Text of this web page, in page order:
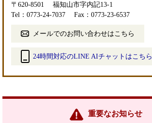
〒620-8501
福知山市字内記13-1
Tel：0773-24-7037
Fax：0773-23-6537
メールでのお問い合わせはこちら
24時間対応のLINE AIチャットはこちら
リ
重要なお知らせ